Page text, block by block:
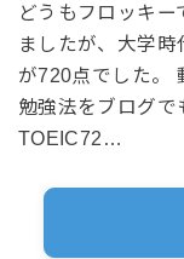
どうもフロッキ
ましたが、大学
が720点でした。
勉強法をブログで
TOEIC72…